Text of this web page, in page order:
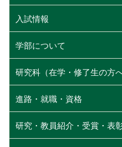
入試情報
学部について
研究科（在学・修了生の方へ
進路・就職・資格
研究・教員紹介・受賞・表